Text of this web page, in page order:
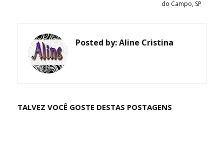
do Campo, SP
Posted by:Aline Cristina
TALVEZ VOCÊ GOSTE DESTAS POSTAGENS